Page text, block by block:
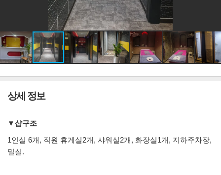
상세 정보
▼샵구조
1인실 6개, 직원 휴게실2개, 샤워실2개, 화장실1개, 지하주차장,
밀실.